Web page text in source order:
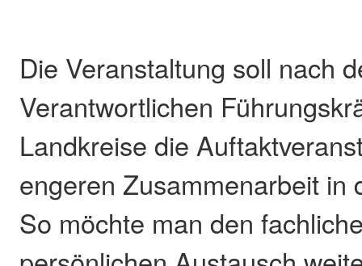
Die Veranstaltung soll nach
Verantwortlichen
Landkreise die
engeren Zusammenarbeit in
So möchte man den